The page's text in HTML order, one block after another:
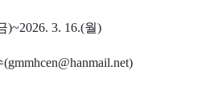
)~2026. 3. 16.(월)
(gmmhcen@hanmail.net)